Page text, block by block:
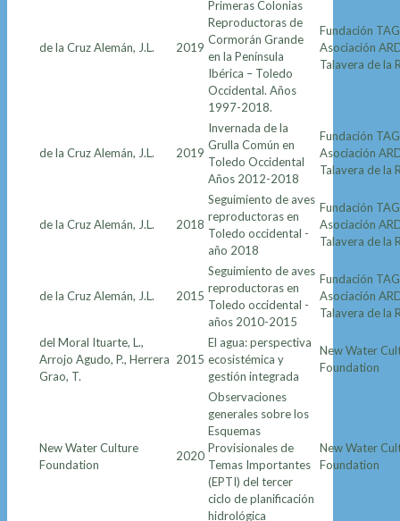
de la Cruz Alemán, J.L. 2019
Primeras Colonias
Reproductoras de
Cormorán Grande
en la Península
Ibérica – Toledo
Occidental. Años
1997-2018.
Fundación
Asociación
Talavera de la
de la Cruz Alemán, J.L. 2019
Invernada de la
Grulla Común en
Toledo Occidental
Años 2012-2018
Fundación
Asociación
Talavera de la
de la Cruz Alemán, J.L. 2018
Seguimiento de aves
reproductoras en
Toledo occidental -
año 2018
Fundación
Asociación
Talavera de la
de la Cruz Alemán, J.L. 2015
Seguimiento de aves
reproductoras en
Toledo occidental -
años 2010-2015
Fundación
Asociación
Talavera de la
del Moral Ituarte, L.,
Arrojo Agudo, P., Herrera
Grao, T.
2015
El agua: perspectiva
ecosistémica y
gestión integrada
New Water
Foundation
New Water Culture
Foundation
2020
Observaciones
generales sobre los
Esquemas
Provisionales de
Temas Importantes
(EPTI) del tercer
ciclo de planificación
hidrológica
New Water
Foundation